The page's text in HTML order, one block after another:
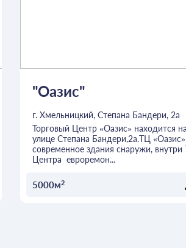
"Оазис"
г. Хмельницкий, Степана Бандери, 2a
Торговый Центр «Оазис» находится на
улице Степана Бандери,2a.ТЦ
современное здания снаружи, внутри
Центра евроремон...
5000м2